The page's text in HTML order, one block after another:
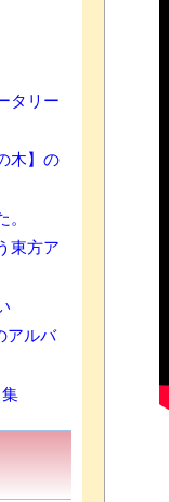
タリー
木】の
東方ア
アルバ